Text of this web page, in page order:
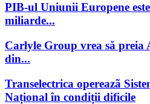
PIB-ul Uniunii Europene
miliarde...
Carlyle Group vrea să preia
din...
Transelectrica opereazã
Național în condiții dificile